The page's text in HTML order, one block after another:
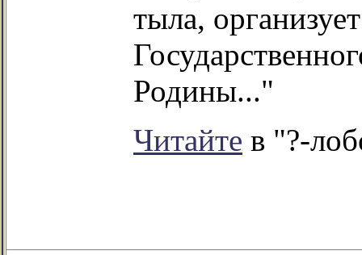
тыла,
Родины..."
Читайте в "?-